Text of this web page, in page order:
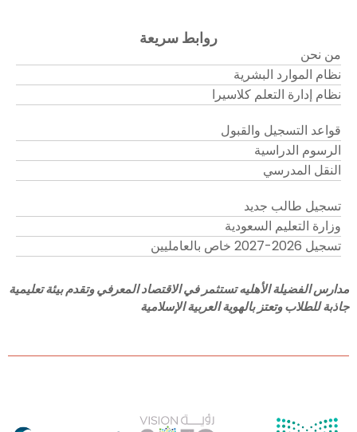
روابط سريعة
من نحن
نظام الموارد البشرية
نظام إدارة التعلم كلاسيرا
قواعد التسجيل والقبول
الرسوم الدراسية
النقل المدرسي
تسجيل طالب جديد
وزارة التعليم السعودية
تسجيل 2026-2027 خاص بالعامليين
مدارس الفضيلة الأهليه تستثمر في الاقتصاد المعرفي وتقدم بيئة تعليمية
جاذبة للطلاب وتعتز بالهوية العربية الإسلامية